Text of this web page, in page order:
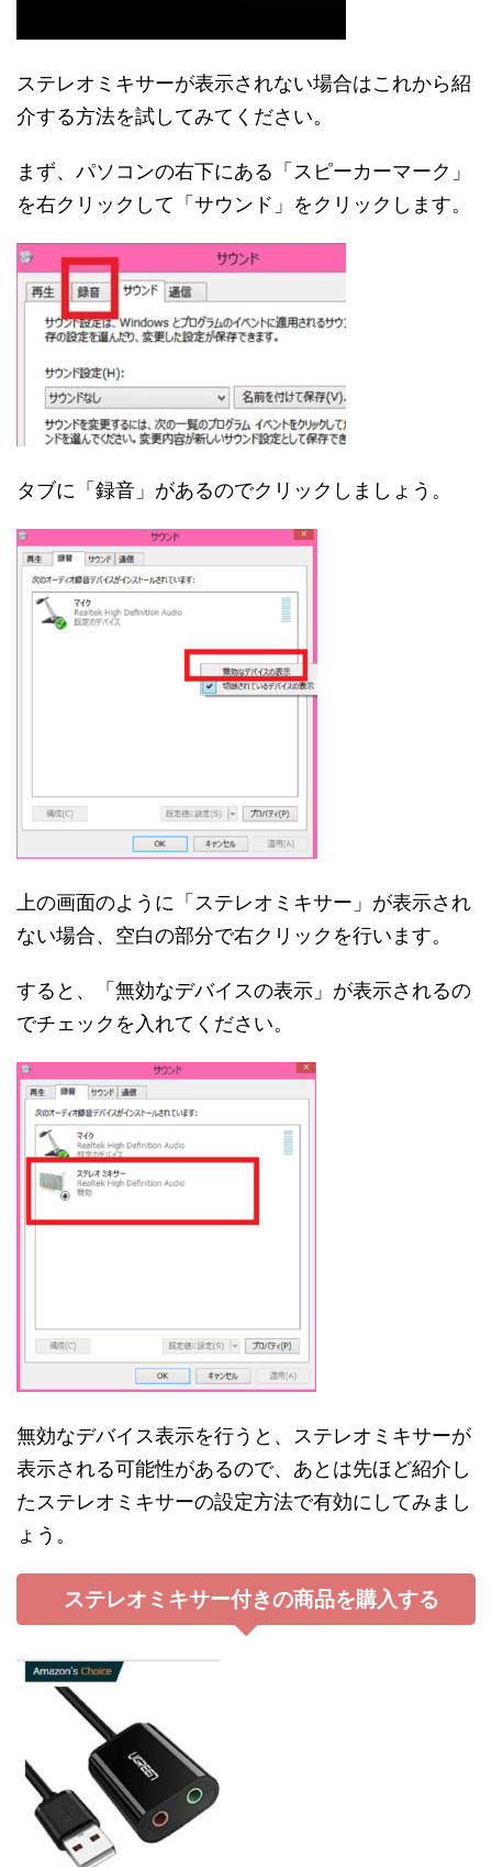
ステレオミキサーが表示されない場合はこれから紹
介する方法を試してみてください。
まず、パソコンの右下にある「スピーカーマーク」
を右クリックして「サウンド」をクリックします。
タブに「録音」があるのでクリックしましょう。
上の画面のように「ステレオミキサー」が表示され
ない場合、空白の部分で右クリックを行います。
すると、「無効なデバイスの表示」が表示されるの
でチェックを入れてください。
無効なデバイス表示を行うと、ステレオミキサーが
表示される可能性があるので、あとは先ほど紹介し
たステレオミキサーの設定方法で有効にしてみまし
ょう。
ステレオミキサー付きの商品を購入する